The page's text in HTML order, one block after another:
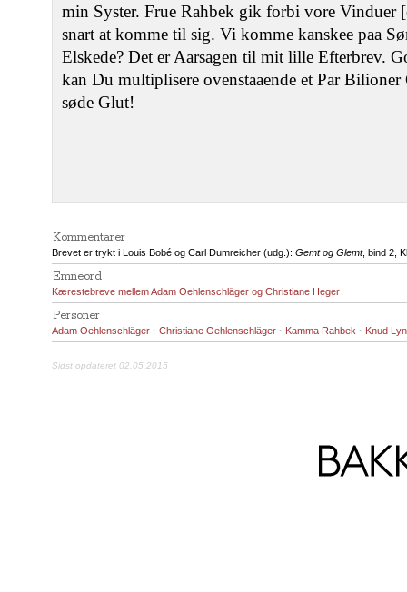
min Syster. Frue Rahbek gik forbi vore Vinduer
snart at komme til sig. Vi komme kanskee paa
Elskede? Det er Aarsagen til mit lille Efterbrev.
kan Du multiplisere ovenstaaende et Par
søde Glut!
Kommentarer
Brevet er trykt i Louis Bobé og Carl Dumreicher (udg.): Gemt og Glemt, bind 2,
Emneord
Kærestebreve mellem Adam Oehlenschläger og Christiane Heger
Personer
Adam Oehlenschläger · Christiane Oehlenschläger · Kamma Rahbek · Knud
Sidst opdateret 02.05.2015